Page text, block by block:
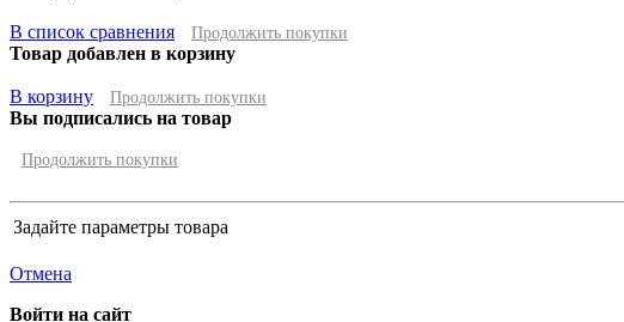
В список сравнения Продолжить покупки
Товар добавлен в корзину
В корзину Продолжить покупки
Вы подписались на товар
Продолжить покупки
Задайте параметры товара
Отмена
Войти на сайт